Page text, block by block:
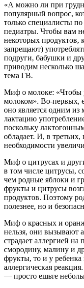
«А можно ли при
популярный вопрос,
только специалисты
педиатры. Чтобы вам
некоторых продуктов,
запрещают)
подруги, бабушки и
приводим несколько
тема ГВ.
Миф о молоке: «Чтобы
молоком». Во-первых,
оно является одним
лактацию
поскольку
обладает. И, в
необходимости
Миф о цитрусах и
в том числе цитрусы,
чем родные яблоки и
фрукты и цитрусы
продуктов. Поэтому
полезнее, но и
Миф о красных и
нельзя, они вызывают
страдает аллергией
смородину, малину и
фрукты, то и у
аллергическая
— просто ешьте